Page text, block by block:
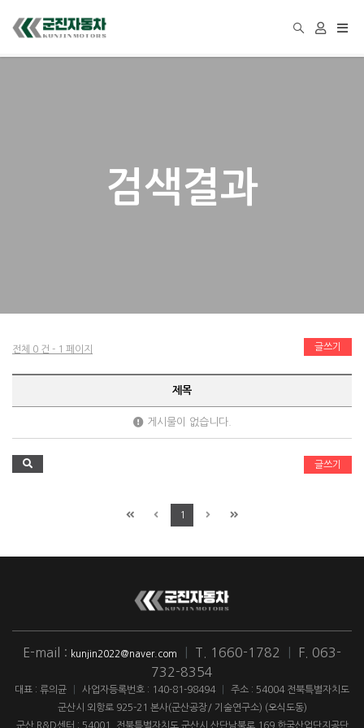
검색결과
전체 0 건 - 1 페이지 글쓰기
제목
게시물이 없습니다.
글쓰기
1
E-mail : kunjin2022@naver.com T. 1660-1782
F. 063-
732-8354
대표 : 류의균 사업자등록번호 : 140-81-98494
주소 : 54004 전북특별자치도
군산시 외항로 925-21 본사(군산공장/ 기술연구소) (오식도동)
군산 R&D센터 : 54001. 전북특별자치도 군산시 산단남북로 169 한국산업단지공단